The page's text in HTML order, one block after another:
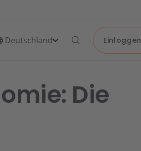
Deutschland Einloggen
Die